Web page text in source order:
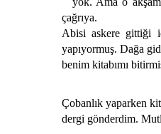
çağrıya.
Abisi askere gittiği
yapıyormuş. Dağa
benim kitabımı
Çobanlık yaparken
dergi gönderdim.